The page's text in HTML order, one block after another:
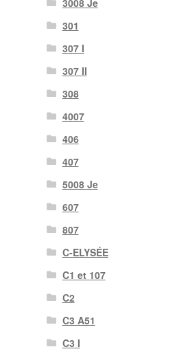
3008 Je
301
307 I
307 II
308
4007
406
407
5008 Je
607
807
C-ELYSÉE
C1 et 107
C2
C3 A51
C3 I